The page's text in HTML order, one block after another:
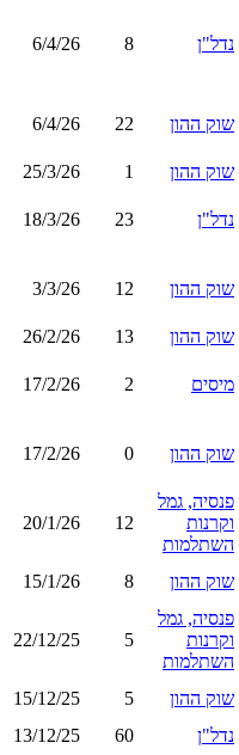
נדל"ן 8
6/4/26
שוק ההון 22
6/4/26
שוק ההון 1
25/3/26
נדל"ן 23
18/3/26
שוק ההון 12
3/3/26
שוק ההון 13
26/2/26
מיסים 2
17/2/26
שוק ההון 0
17/2/26
פנסיה, גמל
וקרנות
השתלמות
12
20/1/26
שוק ההון 8
15/1/26
פנסיה, גמל
וקרנות
השתלמות
5
22/12/25
שוק ההון 5
15/12/25
נדל"ן 60
13/12/25